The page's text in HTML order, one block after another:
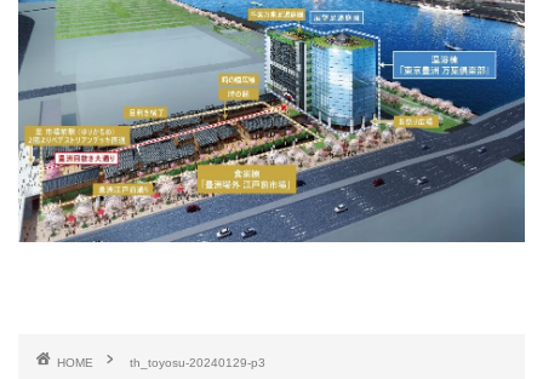
HOME th_toyosu-20240129-p3